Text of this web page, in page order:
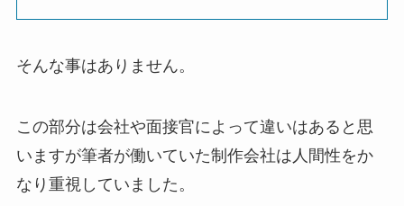
そんな事はありません。
この部分は会社や面接官によって違いはあると思
いますが筆者が働いていた制作会社は人間性をか
なり重視していました。